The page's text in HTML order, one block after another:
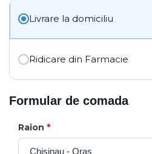
Livrare la domiciliu
Ridicare din Farmacie
Formular de comada
Raion *